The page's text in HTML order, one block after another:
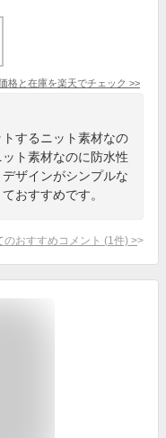
格と在庫を楽天でチェック >>
するニット素材なの
ト素材なのに防水性
ザインがシンプルな
おすすめです。
のおすすめコメント (1 件) >